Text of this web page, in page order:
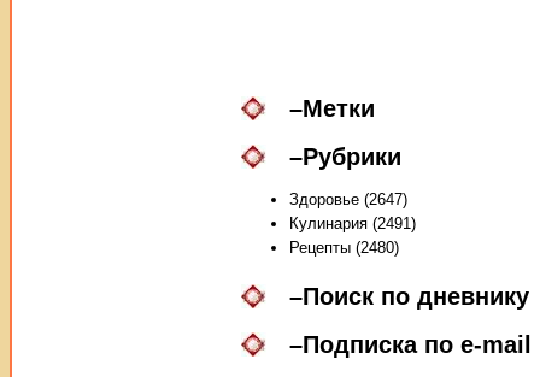
–Метки
–Рубрики
Здоровье (2647)
Кулинария (2491)
Рецепты (2480)
–Поиск по дневнику
–Подписка по e-mail